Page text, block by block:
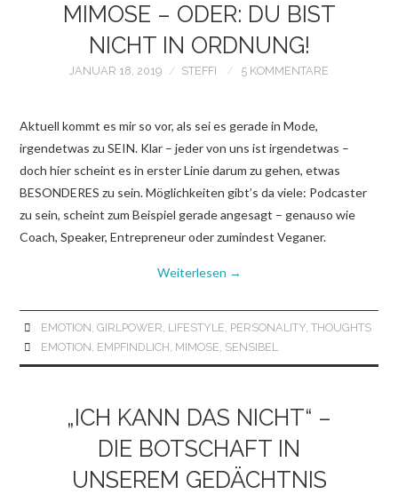
MIMOSE – ODER: DU BIST
NICHT IN ORDNUNG!
JANUAR 18, 2019 STEFFI 5 KOMMENTARE
Aktuell kommt es mir so vor, als sei es gerade in Mode,
irgendetwas zu SEIN. Klar – jeder von uns ist irgendetwas –
doch hier scheint es in erster Linie darum zu gehen, etwas
BESONDERES zu sein. Möglichkeiten gibt’s da viele: Podcaster
zu sein, scheint zum Beispiel gerade angesagt – genauso wie
Coach, Speaker, Entrepreneur oder zumindest Veganer.
Weiterlesen →
EMOTION GIRLPOWER LIFESTYLE PERSONALITY, THOUGHTS
EMOTION EMPFINDLICH MIMOSE SENSIBEL
„ICH KANN DAS NICHT“ –
DIE BOTSCHAFT IN
UNSEREM GEDÄCHTNIS